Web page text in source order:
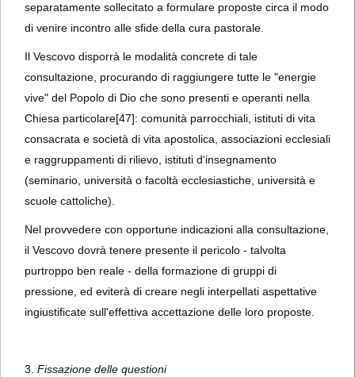
separatamente sollecitato a formulare proposte circa il modo
di venire incontro alle sfide della cura pastorale.
Il Vescovo disporrà le modalità concrete di tale
consultazione, procurando di raggiungere tutte le "energie
vive" del Popolo di Dio che sono presenti e operanti nella
Chiesa particolare[47]: comunità parrocchiali, istituti di vita
consacrata e società di vita apostolica, associazioni ecclesiali
e raggruppamenti di rilievo, istituti d'insegnamento
(seminario, università o facoltà ecclesiastiche, università e
scuole cattoliche).
Nel provvedere con opportune indicazioni alla consultazione,
il Vescovo dovrà tenere presente il pericolo - talvolta
purtroppo ben reale - della formazione di gruppi di
pressione, ed eviterà di creare negli interpellati aspettative
ingiustificate sull'effettiva accettazione delle loro proposte.
3. Fissazione delle questioni